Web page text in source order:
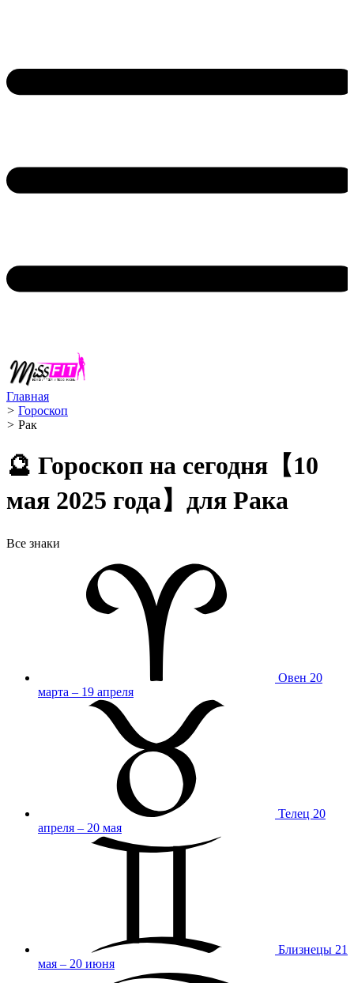
Главная
> Гороскоп
> Рак ️
🔮 Гороскоп на сегодня【10
мая 2025 года】для Рака
Все знаки
Овен 20
марта – 19 апреля
Телец 20
апреля – 20 мая
Близнецы 21
мая – 20 июня